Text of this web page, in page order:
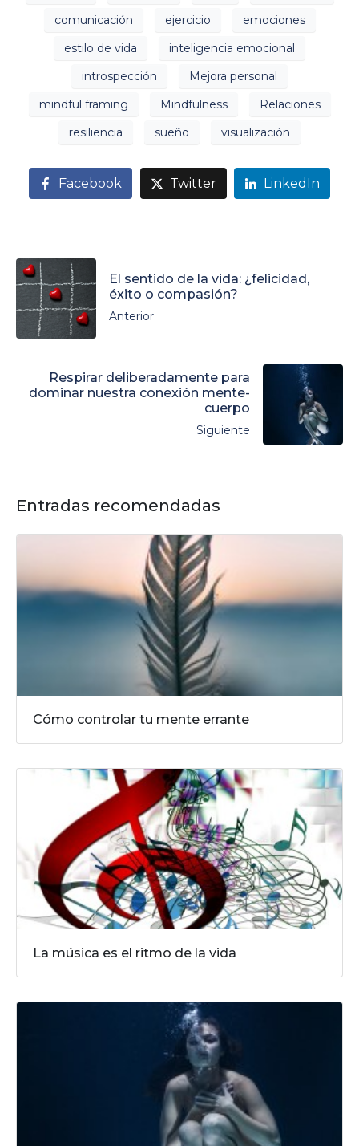
comunicación
ejercicio
emociones
estilo de vida
inteligencia emocional
introspección
Mejora personal
mindful framing
Mindfulness
Relaciones
resiliencia
sueño visualización
Facebook Twitter LinkedIn
El sentido de la vida: ¿felicidad,
éxito o compasión?
Anterior
Respirar deliberadamente para
dominar nuestra conexión mente-
cuerpo
Siguiente
Entradas recomendadas
Cómo controlar tu mente errante
La música es el ritmo de la vida